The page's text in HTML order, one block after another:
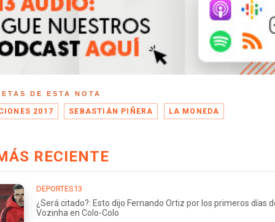
DE ESTA NOTA
2017 SEBASTIÁN PIÑERA LA MONEDA
RECIENTE
DEPORTES13
¿Será citado?: Esto dijo Fernando Ortiz por los primeros días
Vozinha en Colo-Colo